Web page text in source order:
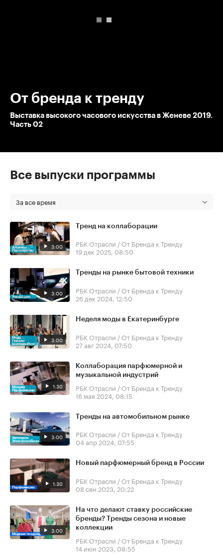
От бренда к тренду
Выставка высокого часового искусства в Женеве 2019.
Часть 02
Все выпуски программы
За все время
3:00
Тренд на коллаборации
РБК Отрасли / От Бренда к Тренду
19 дек 2025, 08:50
3:00
Тренды на рынке бытовой техники
РБК Отрасли / От Бренда к Тренду
26 дек 2024, 12:50
3:00
Неделя моды в Екатеринбурге
РБК Отрасли / От Бренда к Тренду
27 авг 2024, 07:50
1:30
Коллаборация парфюмерной и
музыкальной индустрий
РБК Отрасли / От Бренда к Тренду
16 мая 2024, 08:15
3:00
Тренды на автомобильном рынке
РБК Отрасли / От Бренда к Тренду
04 апр 2024, 07:55
1:30
Новый парфюмерный бренд в России
РБК Отрасли / От Бренда к Тренду
08 сен 2023, 20:22
3:00
На что делают ставку российские
бренды? Тренды сезона и новые
коллекции
РБК Отрасли / От Бренда к Тренду
14 июн 2023, 08:55